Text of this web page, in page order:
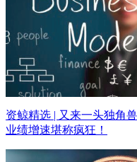
资鲸精选 | 又来一头独角
业绩增速堪称疯狂！